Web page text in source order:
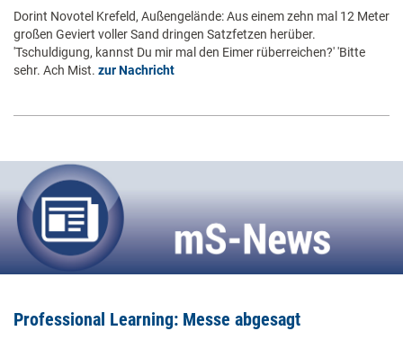
Dorint Novotel Krefeld, Außengelände: Aus einem zehn mal 12 Meter
großen Geviert voller Sand dringen Satzfetzen herüber.
'Tschuldigung, kannst Du mir mal den Eimer rüberreichen?' 'Bitte
sehr. Ach Mist. zur Nachricht
Professional Learning: Messe abgesagt